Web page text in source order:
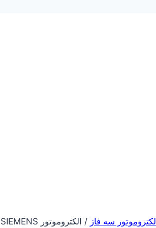
الکتروموتور سه فاز / الکتروموتور SIEMENS